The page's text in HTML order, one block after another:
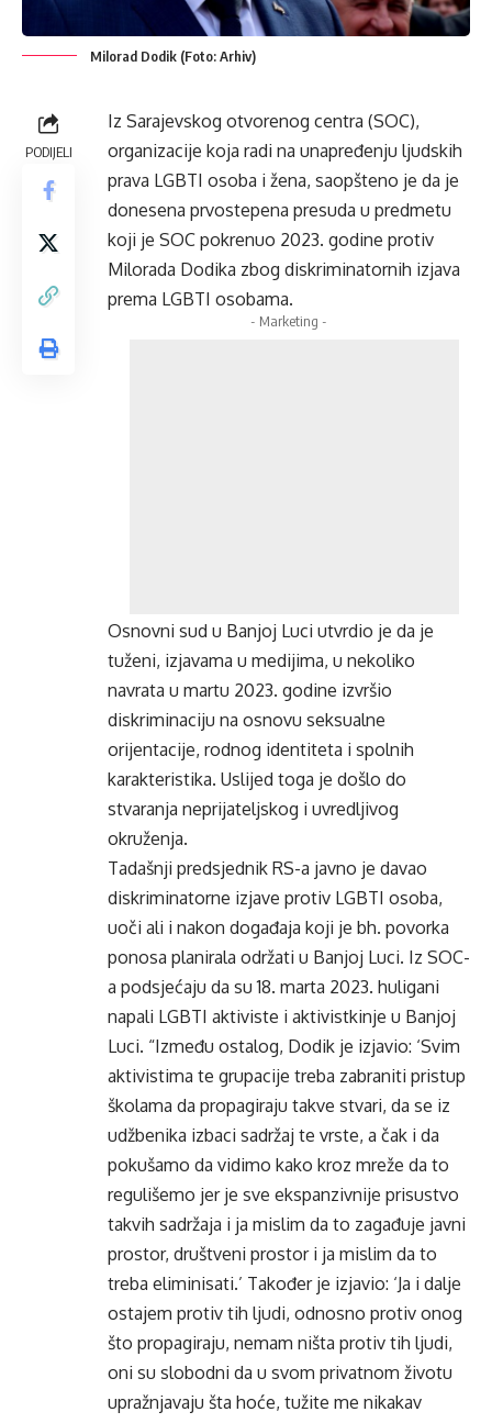
Milorad Dodik (Foto: Arhiv)
PODIJELI
Iz Sarajevskog otvorenog centra (SOC),
organizacije koja radi na unapređenju ljudskih
prava LGBTI osoba i žena, saopšteno je da je
donesena prvostepena presuda u predmetu
koji je SOC pokrenuo 2023. godine protiv
Milorada Dodika zbog diskriminatornih izjava
prema LGBTI osobama.
- Marketing -
Osnovni sud u Banjoj Luci utvrdio je da je
tuženi, izjavama u medijima, u nekoliko
navrata u martu 2023. godine izvršio
diskriminaciju na osnovu seksualne
orijentacije, rodnog identiteta i spolnih
karakteristika. Uslijed toga je došlo do
stvaranja neprijateljskog i uvredljivog
okruženja.
Tadašnji predsjednik RS-a javno je davao
diskriminatorne izjave protiv LGBTI osoba,
uoči ali i nakon događaja koji je bh. povorka
ponosa planirala održati u Banjoj Luci. Iz SOC-
a podsjećaju da su 18. marta 2023. huligani
napali LGBTI aktiviste i aktivistkinje u Banjoj
Luci. “Između ostalog, Dodik je izjavio: ‘Svim
aktivistima te grupacije treba zabraniti pristup
školama da propagiraju takve stvari, da se iz
udžbenika izbaci sadržaj te vrste, a čak i da
pokušamo da vidimo kako kroz mreže da to
regulišemo jer je sve ekspanzivnije prisustvo
takvih sadržaja i ja mislim da to zagađuje javni
prostor, društveni prostor i ja mislim da to
treba eliminisati.’ Također je izjavio: ‘Ja i dalje
ostajem protiv tih ljudi, odnosno protiv onog
što propagiraju, nemam ništa protiv tih ljudi,
oni su slobodni da u svom privatnom životu
upražnjavaju šta hoće, tužite me nikakav